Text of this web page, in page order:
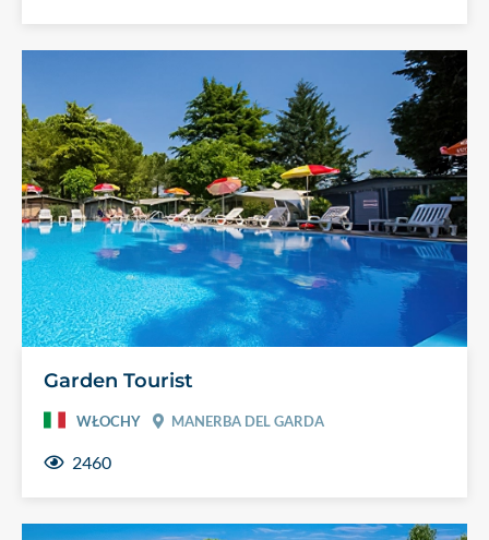
Garden Tourist
WŁOCHY MANERBA DEL GARDA
2460